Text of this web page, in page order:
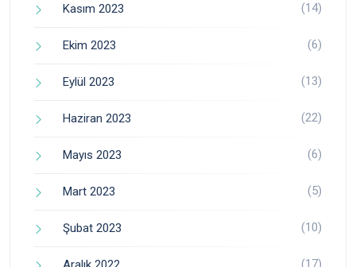
Kasım 2023 (14)
Ekim 2023 (6)
Eylül 2023 (13)
Haziran 2023 (22)
Mayıs 2023 (6)
Mart 2023 (5)
Şubat 2023 (10)